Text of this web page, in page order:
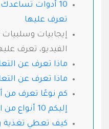
10 أدوات
تعرف عليها
الفيديو، تعرف
ماذا تعرف عن
ماذا تعرف عن
كم نوعًا تعرف من
إليكم 10 أنواع من التقييمات
كيف تعطي تغذية